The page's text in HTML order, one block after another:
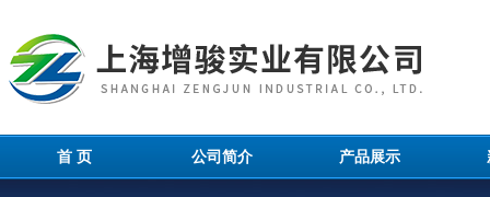
首 页 公司简介 产品展示